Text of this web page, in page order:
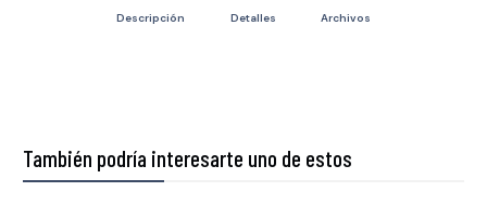
Descripción Detalles Archivos
También podría interesarte uno de estos